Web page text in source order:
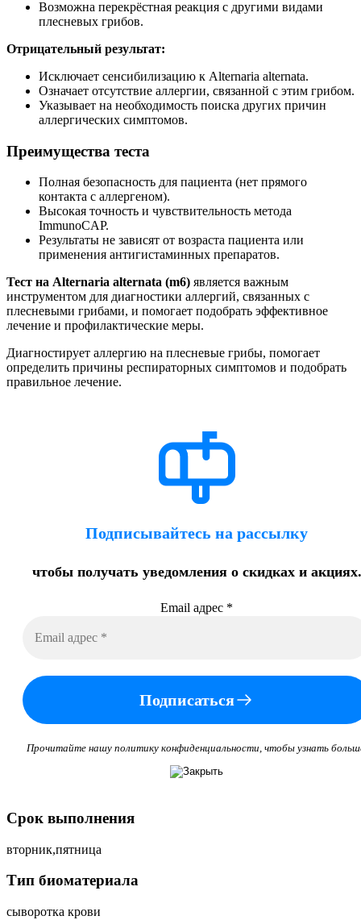
Возможна перекрёстная реакция с другими видами
плесневых грибов.
Отрицательный результат:
Исключает сенсибилизацию к Alternaria alternata.
Означает отсутствие аллергии, связанной с этим грибом.
Указывает на необходимость поиска других причин
аллергических симптомов.
Преимущества теста
Полная безопасность для пациента (нет прямого
контакта с аллергеном).
Высокая точность и чувствительность метода
ImmunoCAP.
Результаты не зависят от возраста пациента или
применения антигистаминных препаратов.
Тест на Alternaria alternata (m6) является важным
инструментом для диагностики аллергий, связанных с
плесневыми грибами, и помогает подобрать эффективное
лечение и профилактические меры.
Диагностирует аллергию на плесневые грибы, помогает
определить причины респираторных симптомов и подобрать
правильное лечение.
Подписывайтесь на рассылку
чтобы получать уведомления о скидках и акциях.
Email адрес *
Подписаться
Прочитайте нашу политику конфиденциальности, чтобы узнать
Срок выполнения
вторник,пятница
Тип биоматериала
сыворотка крови